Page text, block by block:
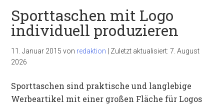
Sporttaschen mit Logo
individuell produzieren
11. Januar 2015 von redaktion Zuletzt aktualisiert:7. August
2026
Sporttaschen sind praktische und langlebige
Werbeartikel mit einer großen Fläche für Logos